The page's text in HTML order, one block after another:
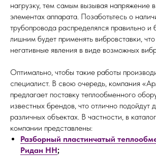
нагрузку, тем самым вызывая напряжение
элементах аппарата. Позаботьтесь о
трубопровода распределялся правильно
лишним будет применять вибровставки,
негативные явления в виде возможных
Оптимально, чтобы такие работы
специалист. В свою очередь, компания
предлагает поставку теплообменного
известных брендов, что отлично подойдут
различных объектах. В частности, в
компании представлены:
Разборный пластинчатый
Ридан НН;